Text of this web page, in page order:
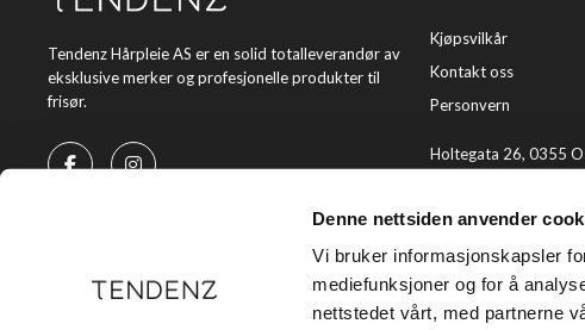
Denne nettsiden anvender
Vi bruker informasjonskapsler
mediefunksjoner og for å
nettstedet vårt, med partnerne
Tendenz Hårpleie AS er en solid totalleverandør av
eksklusive merker og profesjonelle produkter til
frisør.
Kjøpsvilkår
Kontakt oss
Personvern
Holtegata 26, 0355
E-post: